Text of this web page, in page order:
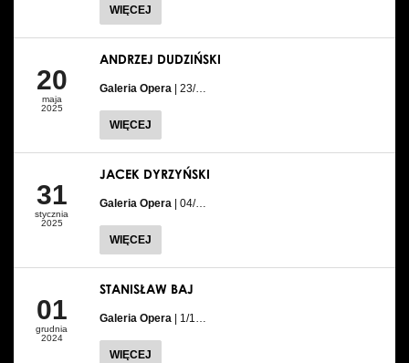
WIĘCEJ
20
maja
2025
ANDRZEJ DUDZIŃSKI
Galeria Opera | 23/…
WIĘCEJ
31
stycznia
2025
JACEK DYRZYŃSKI
Galeria Opera | 04/…
WIĘCEJ
01
grudnia
2024
STANISŁAW BAJ
Galeria Opera | 1/1…
WIĘCEJ